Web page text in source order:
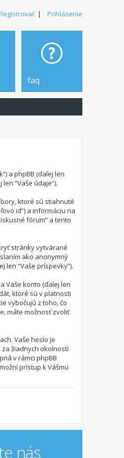
| Prihlásenie
faq
a phpBB (ďalej len
“Vaše údaje”).
ktoré sú stiahnuté
id”) a informáciu na
fórum” a tento
stránky vytvárané
ako anonymný
len “Vaše príspevky”).
Vaše konto (ďalej len
ktoré sú v platnosti
vybočujú z toho, čo
máte možnosť zvoliť
Vaše heslo je
za žiadnych okolností
v rámci phpBB
prístup k Vášmu
nás